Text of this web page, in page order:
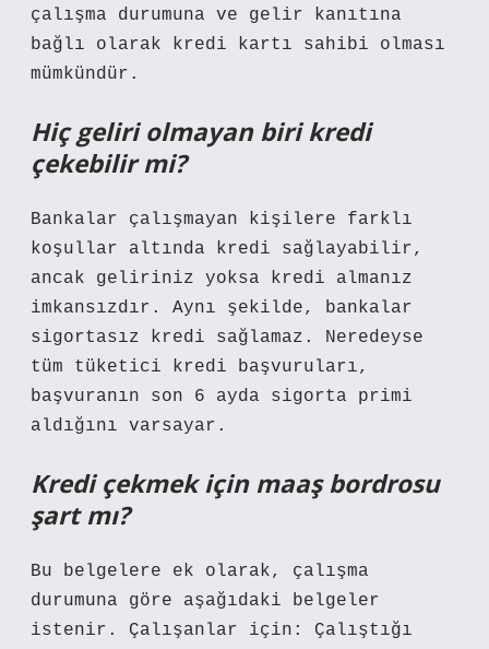
çalışma durumuna ve gelir kanıtına
bağlı olarak kredi kartı sahibi olması
mümkündür.
Hiç geliri olmayan biri kredi
çekebilir mi?
Bankalar çalışmayan kişilere farklı
koşullar altında kredi sağlayabilir,
ancak geliriniz yoksa kredi almanız
imkansızdır. Aynı şekilde, bankalar
sigortasız kredi sağlamaz. Neredeyse
tüm tüketici kredi başvuruları,
başvuranın son 6 ayda sigorta primi
aldığını varsayar.
Kredi çekmek için maaş bordrosu
şart mı?
Bu belgelere ek olarak, çalışma
durumuna göre aşağıdaki belgeler
istenir. Çalışanlar için: Çalıştığı